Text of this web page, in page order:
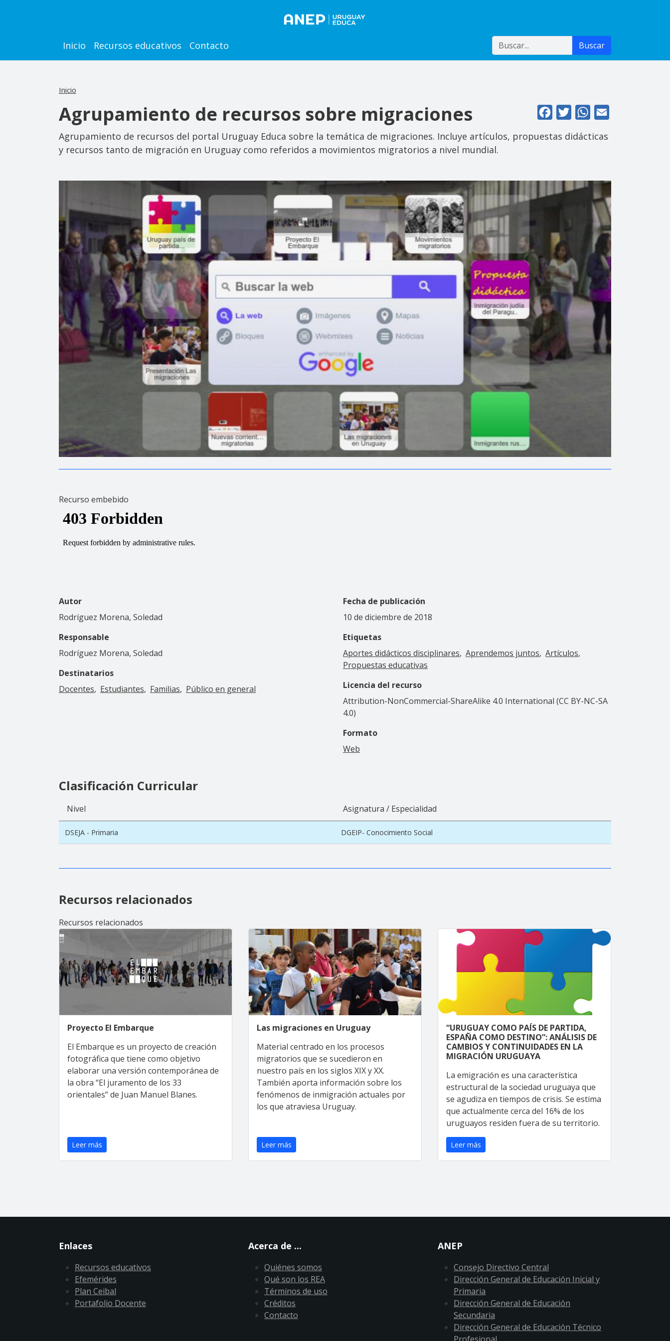
Main navigation
Inicio Recursos educativos Contacto Buscar Buscar
Inicio
FacebookTwitterWhatsApp
Agrupamiento de recursos sobre migraciones
Agrupamiento de recursos del portal Uruguay Educa sobre la temática de migraciones. Incluye artículos, propuestas didácticas
y recursos tanto de migración en Uruguay como referidos a movimientos migratorios a nivel mundial.
Recurso embebido
Autor
Rodríguez Morena, Soledad
Responsable
Rodríguez Morena, Soledad
Destinatarios
Docentes
Estudiantes Familias Público en general
Fecha de publicación
10 de diciembre de 2018
Etiquetas
Aportes didácticos disciplinares Aprendemos juntos Artículos
Propuestas educativas
Licencia del recurso
Attribution-NonCommercial-ShareAlike 4.0 International (CC BY-NC-SA
4.0)
Formato
Web
Clasificación Curricular
Nivel
DSEJA - Primaria
Asignatura / Especialidad
DGEIP- Conocimiento Social
Recursos relacionados
Recursos relacionados
Proyecto El Embarque
El Embarque es un proyecto de creación
fotográfica que tiene como objetivo
elaborar una versión contemporánea de
la obra “El juramento de los 33
orientales” de Juan Manuel Blanes.
Leer más
Las migraciones en Uruguay
Material centrado en los procesos
migratorios que se sucedieron en
nuestro país en los siglos XIX y XX.
También aporta información sobre los
fenómenos de inmigración actuales por
los que atraviesa Uruguay.
Leer más
“URUGUAY COMO PAÍS DE PARTIDA,
ESPAÑA COMO DESTINO”: ANÁLISIS DE
CAMBIOS Y CONTINUIDADES EN LA
MIGRACIÓN URUGUAYA
La emigración es una característica
estructural de la sociedad uruguaya que
se agudiza en tiempos de crisis. Se estima
que actualmente cerca del 16% de los
uruguayos residen fuera de su territorio.
Leer más
Enlaces
Recursos educativos
Efemérides
Plan Ceibal
Portafolio Docente
Acerca de ...
Quiénes somos
Qué son los REA
Términos de uso
Créditos
Contacto
ANEP
Consejo Directivo Central
Dirección General de Educación Inicial y
Primaria
Dirección General de Educación
Secundaria
Dirección General de Educación Técnico